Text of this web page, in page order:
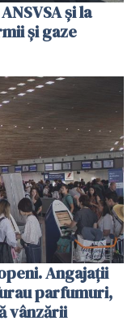
și la
și gaze
Angajații
parfumuri,
vânzării